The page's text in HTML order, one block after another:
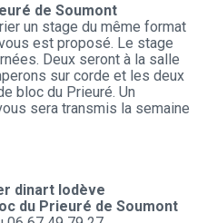
de Soumont
un stage du même format
est proposé. Le stage
Deux seront à la salle
sur corde et les deux
bloc du Prieuré. Un
sera transmis la semaine
dinart lodève
du Prieuré de Soumont